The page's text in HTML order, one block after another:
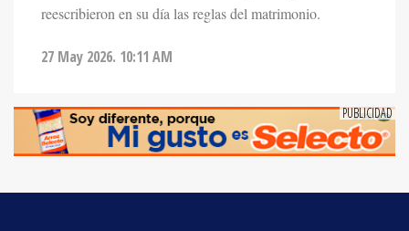
reescribieron en su día las reglas del matrimonio.
27 May 2026. 10:11 AM